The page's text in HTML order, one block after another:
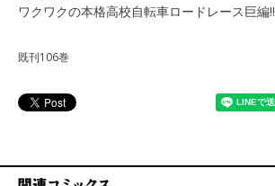
ワクワクの本格高校自転車ロードレース巨編!!
既刊106巻